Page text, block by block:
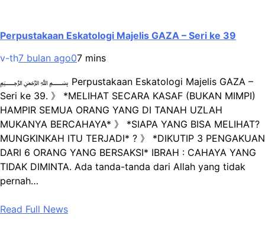
Perpustakaan Eskatologi Majelis GAZA – Seri ke 39
v-th7 bulan ago07 mins
﷽ Perpustakaan Eskatologi Majelis GAZA –
Seri ke 39. 》 *MELIHAT SECARA KASAF (BUKAN MIMPI)
HAMPIR SEMUA ORANG YANG DI TANAH UZLAH
MUKANYA BERCAHAYA* 》 *SIAPA YANG BISA MELIHAT?
MUNGKINKAH ITU TERJADI* ? 》 *DIKUTIP 3 PENGAKUAN
DARI 6 ORANG YANG BERSAKSI* IBRAH : CAHAYA YANG
TIDAK DIMINTA. Ada tanda-tanda dari Allah yang tidak
pernah…
Read Full News